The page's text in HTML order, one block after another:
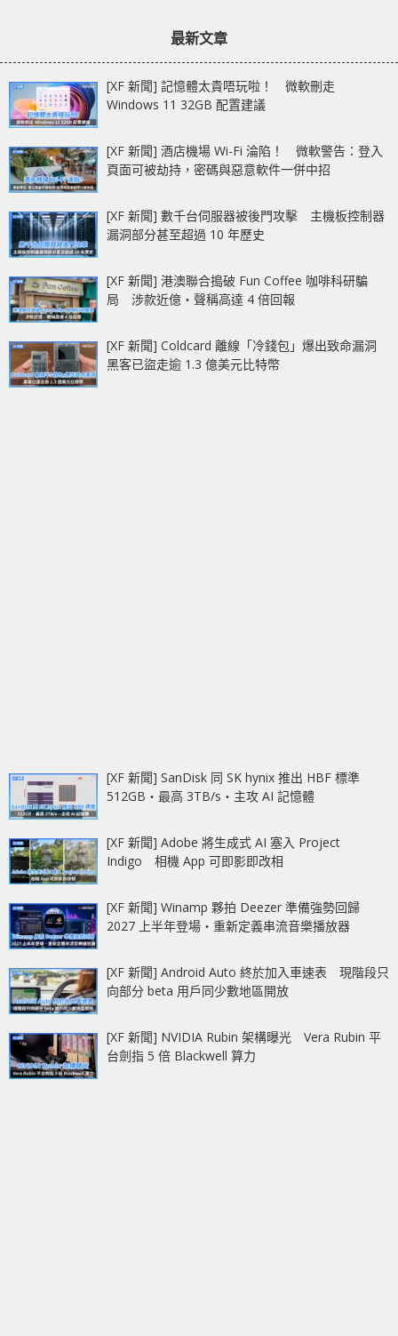
最新文章
[XF 新聞] 記憶體太貴唔玩啦！ 微軟刪走
Windows 11 32GB 配置建議
[XF 新聞] 酒店機場 Wi-Fi 淪陷！ 微軟警告：登入
頁面可被劫持，密碼與惡意軟件一併中招
[XF 新聞] 數千台伺服器被後門攻擊 主機板控制器
漏洞部分甚至超過 10 年歷史
[XF 新聞] 港澳聯合搗破 Fun Coffee 咖啡科研騙
局 涉款近億‧聲稱高達 4 倍回報
[XF 新聞] Coldcard 離線「冷錢包」爆出致命漏洞
黑客已盜走逾 1.3 億美元比特幣
[XF 新聞] SanDisk 同 SK hynix 推出 HBF 標準
512GB‧最高 3TB/s‧主攻 AI 記憶體
[XF 新聞] Adobe 將生成式 AI 塞入 Project
Indigo 相機 App 可即影即改相
[XF 新聞] Winamp 夥拍 Deezer 準備強勢回歸
2027 上半年登場‧重新定義串流音樂播放器
[XF 新聞] Android Auto 終於加入車速表 現階段只
向部分 beta 用戶同少數地區開放
[XF 新聞] NVIDIA Rubin 架構曝光 Vera Rubin 平
台劍指 5 倍 Blackwell 算力